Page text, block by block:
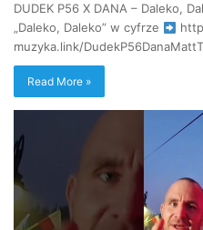
DUDEK P56 X DANA – Daleko,
„Daleko, Daleko” w cyfrze
muzyka.link/
Read More »